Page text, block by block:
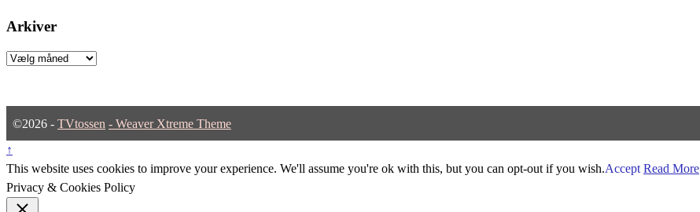
Arkiver
Arkiver
©2026 - TVtossen - Weaver Xtreme Theme
↑
This website uses cookies to improve your experience. We'll assume you're ok with this, but you can opt-out if you wish.Accept Read More
Privacy & Cookies Policy